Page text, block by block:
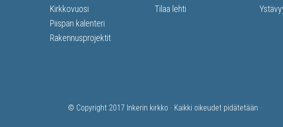
Kirkkovuosi
Piispan kalenteri
Rakennusprojektit
Tilaa lehti
© Copyright 2017 Inkerin kirkko · Kaikki oikeudet pidätetään ·